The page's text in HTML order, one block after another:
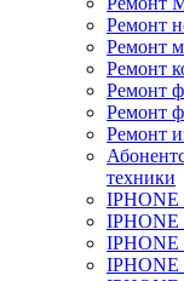
Ремонт
Ремонт
Ремонт
Ремонт
Ремонт
Ремонт
техники
IPHONE
IPHONE
IPHONE
IPHONE